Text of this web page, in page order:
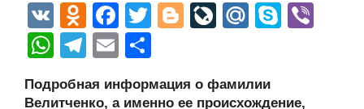
V
K
O
d
n
o
F
a
c
e
T
er
Bl
g
Li
J
M
u
S
e
W
at
T
e
E
ail р
Подробная информация о фамилии
Велитченко, а именно ее происхождение,